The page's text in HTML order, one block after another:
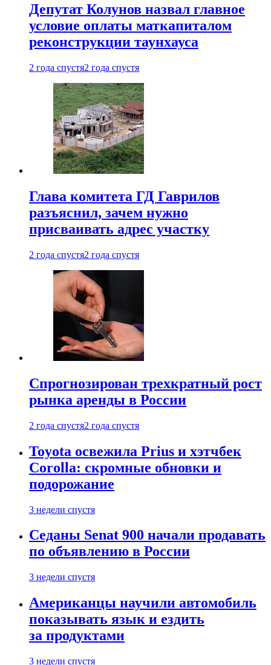
Депутат Колунов назвал главное
условие оплаты маткапиталом
реконструкции таунхауса
2 года спустя2 года спустя
Глава комитета ГД Гаврилов
разъяснил, зачем нужно
присваивать адрес участку
2 года спустя2 года спустя
Спрогнозирован трехкратный рост
рынка аренды в России
2 года спустя2 года спустя
Toyota освежила Prius и хэтчбек
Corolla: скромные обновки и
подорожание
3 недели спустя
Седаны Senat 900 начали продавать
по объявлению в России
3 недели спустя
Американцы научили автомобиль
показывать язык и ездить
за продуктами
3 недели спустя